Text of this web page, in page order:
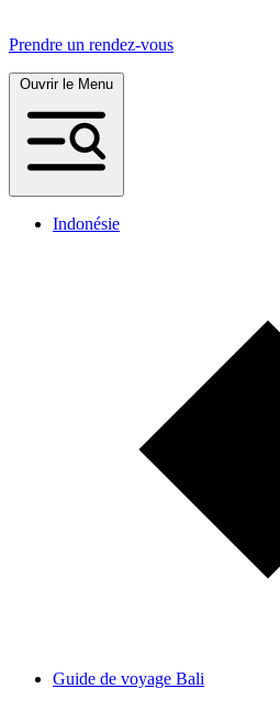
Prendre un rendez-vous
Indonésie
Guide de voyage Bali